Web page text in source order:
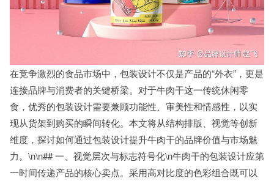
在竞争激烈的食品市场中，包装设计不仅是产品的“外衣”，更是
连接品牌与消费者的关键桥梁。对于牛肉干这一传统休闲零
食，优秀的包装设计需要兼顾功能性、审美性和情感性，以实
现从货架到购买的瞬间转化。本文将从结构排版、视觉等创新
维度，探讨如何通过包装设计提升牛肉干的品牌价值与市场魅
力。\n\n## 一、视觉层次与标志符号化\n牛肉干的包装设计应第
一时间传递产品的核心卖点。采用高对比度的色彩组合既可以